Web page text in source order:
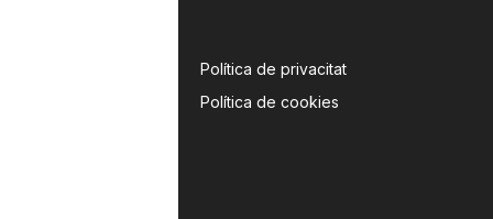
Política de privacitat
Política de cookies